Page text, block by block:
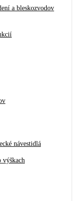
a bleskozvodov
návestidlá
výškach